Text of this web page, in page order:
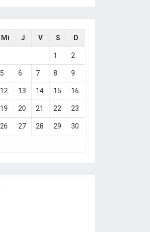
Mi J V S D
1 2
5 6 7 8 9
12 13 14 15 16
19 20 21 22 23
26 27 28 29 30